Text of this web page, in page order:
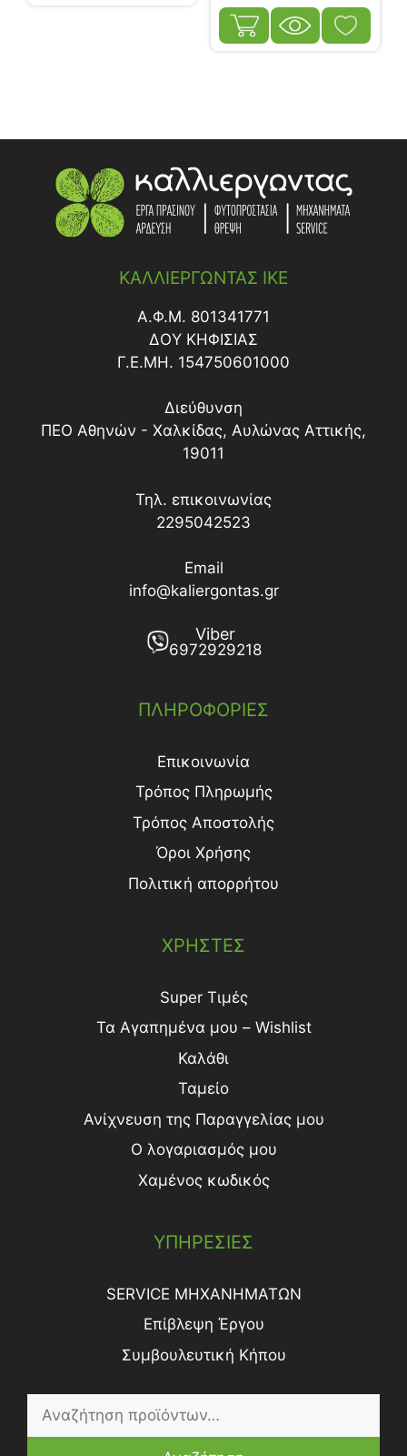
ΚΑΛΛΙΕΡΓΩΝΤΑΣ ΙΚΕ
Α.Φ.Μ. 801341771
ΔΟY ΚΗΦΙΣΙΑΣ
Γ.Ε.ΜΗ. 154750601000
Διεύθυνση
ΠΕΟ Αθηνών - Χαλκίδας, Αυλώνας Αττικής,
19011
Τηλ. επικοινωνίας
2295042523
Email
info@kaliergontas.gr
Viber
6972929218
ΠΛΗΡΟΦΟΡΙΕΣ
Επικοινωνία
Τρόπος Πληρωμής
Τρόπος Aποστολής
Όροι Χρήσης
Πολιτική απορρήτου
ΧΡΗΣΤΕΣ
Super Τιμές
Τα Αγαπημένα μου – Wishlist
Καλάθι
Ταμείο
Ανίχνευση της Παραγγελίας μου
Ο λογαριασμός μου
Χαμένος κωδικός
ΥΠΗΡΕΣΙΕΣ
SERVICE ΜΗΧΑΝΗΜΑΤΩΝ
Επίβλεψη Έργου
Συμβουλευτική Κήπου